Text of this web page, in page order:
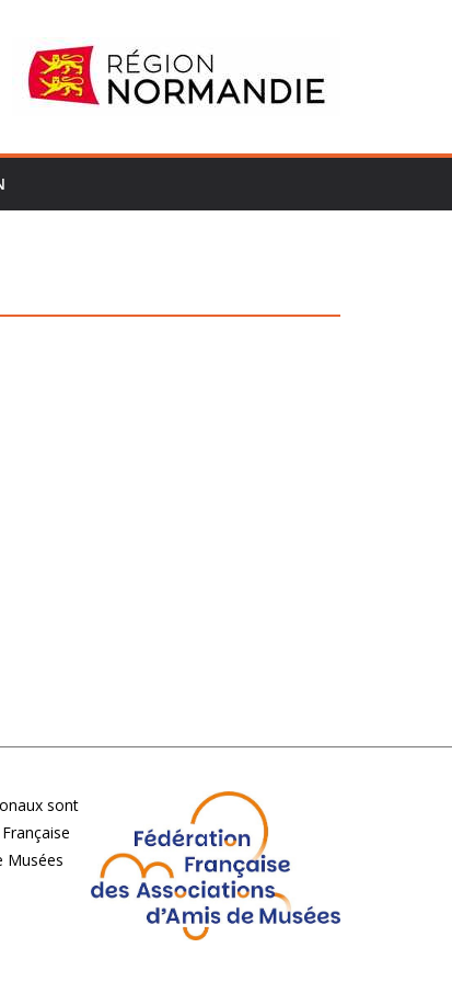
sont
Musées